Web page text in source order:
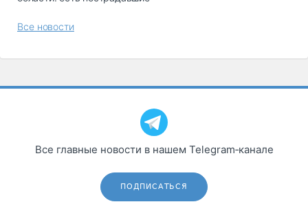
Все новости
Все главные новости в нашем Telegram‑канале
ПОДПИСАТЬСЯ